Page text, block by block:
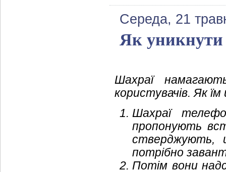
Середа, 21
Як уникнути
Шахраї
користувачів. Як
Шахраї
пропонують
стверджують,
потрібно
Потім вони